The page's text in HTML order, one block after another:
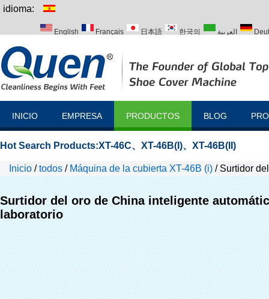
idioma:
English Français 日本語 한국의 العربية
INICIO EMPRESA PRODUCTOS BLOG
Hot Search Products:XT-46C、 XT-46B(I)、 XT-46B(II)
Inicio /todos / Máquina de la cubierta XT-46B (i) / Surtidor
hospital para laboratorio
Surtidor del oro de China inteligente
laboratorio